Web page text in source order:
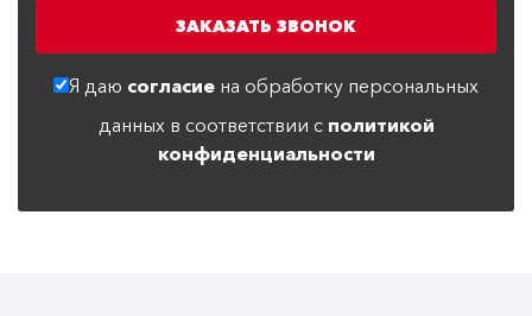
Я даю согласие на обработку персональных
данных в соответствии с политикой
конфиденциальности